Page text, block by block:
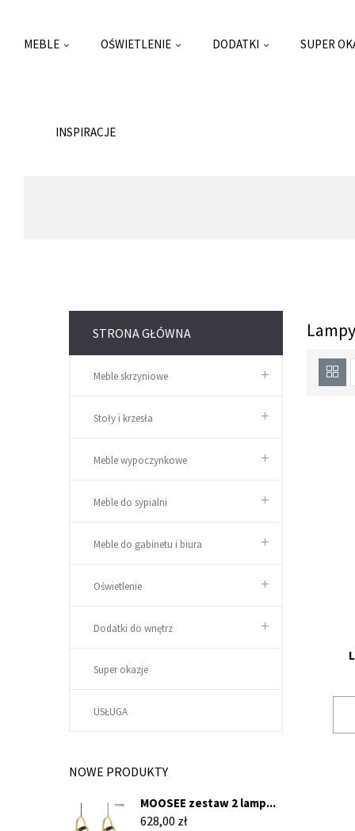
MEBLE OŚWIETLENIE DODATKI SUPER
INSPIRACJE
STRONA GŁÓWNA
Meble skrzyniowe
Stoły i krzesła
Meble wypoczynkowe
Meble do sypialni
Meble do gabinetu i biura
Oświetlenie
Dodatki do wnętrz
Super okazje
USŁUGA
NOWE PRODUKTY
MOOSEE zestaw 2 lamp...
Cena
628,00 zł